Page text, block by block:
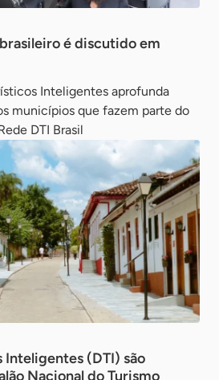
é discutido em
Inteligentes aprofunda
municípios que fazem parte do
DTI Brasil
Inteligentes (DTI) são
Nacional do Turismo